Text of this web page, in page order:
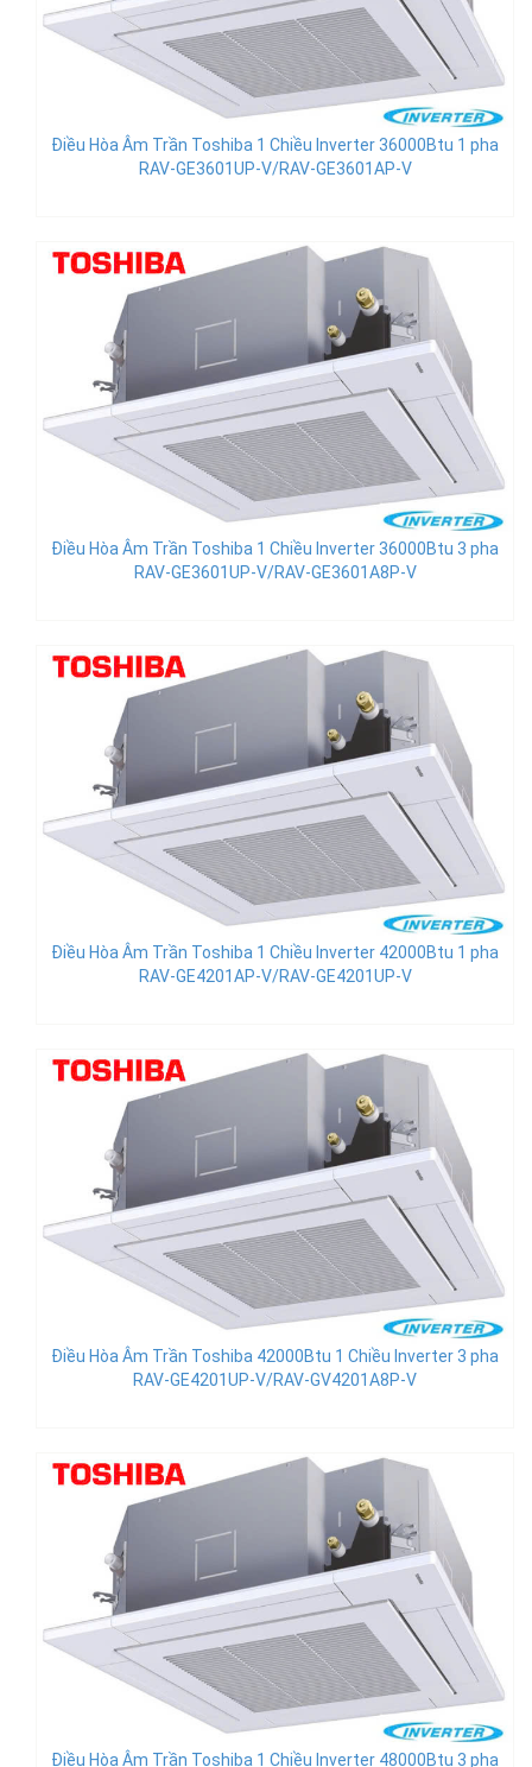
Điều Hòa Âm Trần Toshiba 1 Chiều Inverter 36000Btu 1 pha
RAV-GE3601UP-V/RAV-GE3601AP-V
Điều Hòa Âm Trần Toshiba 1 Chiều Inverter 36000Btu 3 pha
RAV-GE3601UP-V/RAV-GE3601A8P-V
Điều Hòa Âm Trần Toshiba 1 Chiều Inverter 42000Btu 1 pha
RAV-GE4201AP-V/RAV-GE4201UP-V
Điều Hòa Âm Trần Toshiba 42000Btu 1 Chiều Inverter 3 pha
RAV-GE4201UP-V/RAV-GV4201A8P-V
Điều Hòa Âm Trần Toshiba 1 Chiều Inverter 48000Btu 3 pha